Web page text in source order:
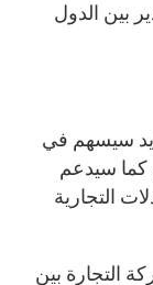
بين الدول
سيسهم في
كما سيدعم
التجارية
التجارة بين